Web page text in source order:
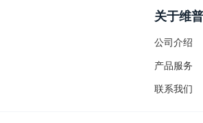
关于维普
公司介绍
产品服务
联系我们